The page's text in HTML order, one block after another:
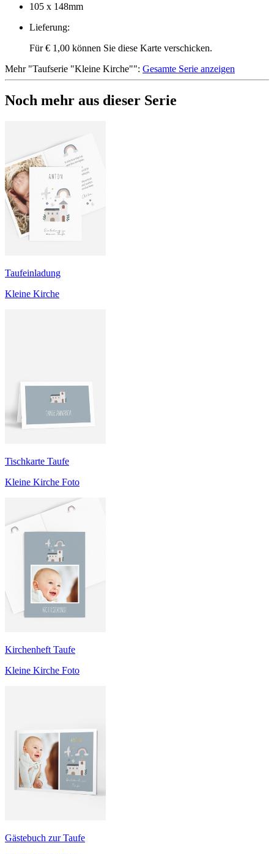
105 x 148mm
Lieferung:
Für € 1,00 können Sie diese Karte verschicken.
Mehr"Taufserie "Kleine Kirche"": Gesamte Serie anzeigen
Noch mehr aus dieser Serie
Taufeinladung
Kleine Kirche
Tischkarte Taufe
Kleine Kirche Foto
Kirchenheft Taufe
Kleine Kirche Foto
Gästebuch zur Taufe